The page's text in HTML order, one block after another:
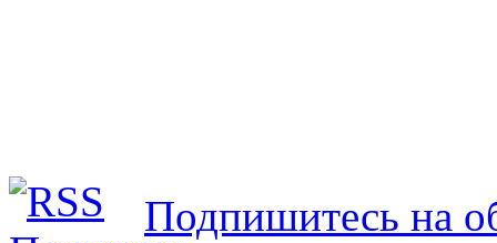
Подпишитесь на